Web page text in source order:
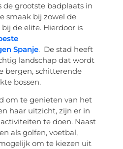
de grootste badplaats in
smaak bij zowel de
bij de elite. Hierdoor is
Spanje. De stad heeft
landschap dat wordt
bergen, schitterende
bossen.
om te genieten van het
haar uitzicht, zijn er in
te doen. Naast
als golfen, voetbal,
om te kiezen uit